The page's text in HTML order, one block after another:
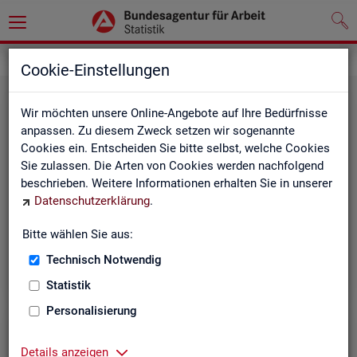
Cookie-Einstellungen
Wir möchten unsere Online-Angebote auf Ihre Bedürfnisse
anpassen. Zu diesem Zweck setzen wir sogenannte
Cookies ein. Entscheiden Sie bitte selbst, welche Cookies
Sie zulassen. Die Arten von Cookies werden nachfolgend
beschrieben. Weitere Informationen erhalten Sie in unserer
Datenschutzerklärung.
Bitte wählen Sie aus:
Technisch Notwendig
Statistik
Personalisierung
Details anzeigen
Ge­set­ze und Ver­ord­nun­gen
Die Gesetze und Verordnungen, die der Arbeit der
Statistik der BA zugrunde liegen, finden Sie hier.